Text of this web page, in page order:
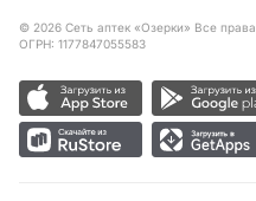
© 2026 Сеть аптек «Озерки» Все
ОГРН: 1177847055583